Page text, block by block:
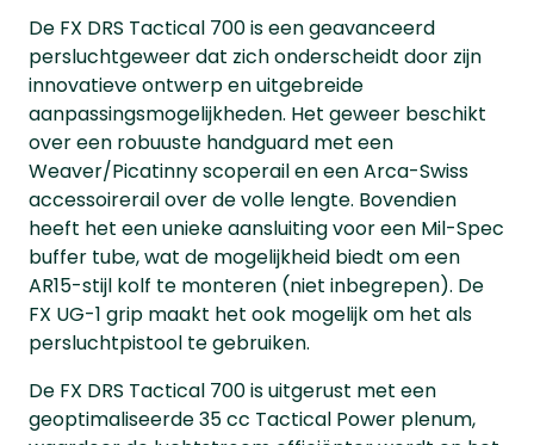
De FX DRS Tactical 700 is een geavanceerd
persluchtgeweer dat zich onderscheidt door zijn
innovatieve ontwerp en uitgebreide
aanpassingsmogelijkheden. Het geweer beschikt
over een robuuste handguard met een
Weaver/Picatinny scoperail en een Arca-Swiss
accessoirerail over de volle lengte. Bovendien
heeft het een unieke aansluiting voor een Mil-Spec
buffer tube, wat de mogelijkheid biedt om een
AR15-stijl kolf te monteren (niet inbegrepen). De
FX UG-1 grip maakt het ook mogelijk om het als
persluchtpistool te gebruiken.
De FX DRS Tactical 700 is uitgerust met een
geoptimaliseerde 35 cc Tactical Power plenum,